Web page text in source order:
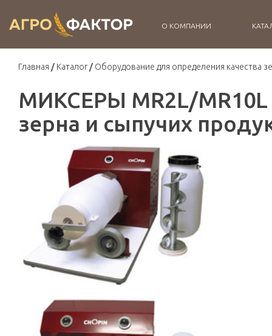
О КОМПАНИИ
Главная Каталог Оборудование для определения качества
МИКСЕРЫ MR2L/MR10L
зерна и сыпучих